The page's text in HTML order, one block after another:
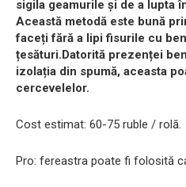
sigila geamurile și de a lupta
Această metodă este bună
faceți fără a lipi fisurile cu
țesături.Datorită prezenței
izolația din spumă, aceasta
cercevelelor.
Cost estimat: 60-75 ruble / rolă.
Pro: fereastra poate fi folosită